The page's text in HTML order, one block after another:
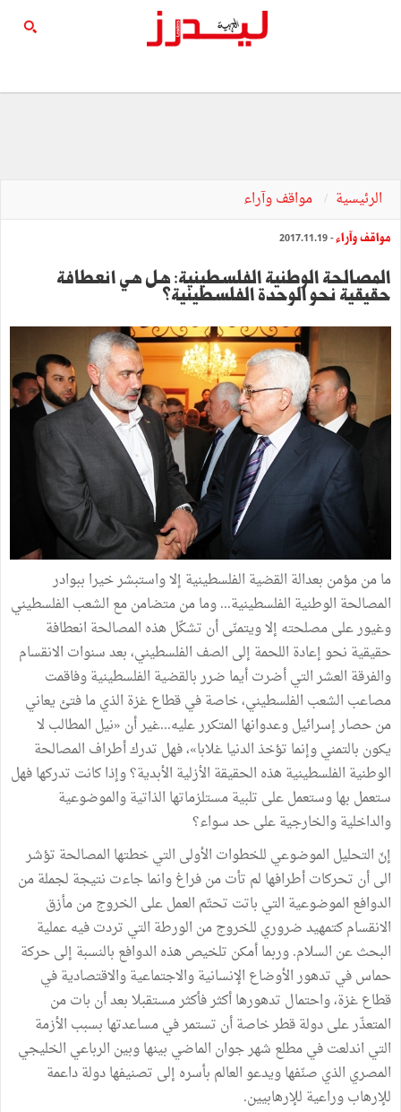
الرئيسية مواقف وآراء
مواقف وآراء- 2017.11.19
المصالحة الوطنية الفلسطينية: هل هي انعطافة
حقيقية نحو الوحدة الفلسطينية؟
ما من مؤمن بعدالة القضية الفلسطينية إلا واستبشر خيرا ببوادر
المصالحة الوطنية الفلسطينية... وما من متضامن مع الشعب الفلسطيني
وغيور على مصلحته إلا ويتمنّى أن تشكّل هذه المصالحة انعطافة
حقيقية نحو إعادة اللحمة إلى الصف الفلسطيني، بعد سنوات الانقسام
والفرقة العشر التي أضرت أيما ضرر بالقضية الفلسطينية وفاقمت
مصاعب الشعب الفلسطيني، خاصة في قطاع غزة الذي ما فتئ يعاني
من حصار إسرائيل وعدوانها المتكرر عليه...غير أن «نيل المطالب لا
يكون بالتمني وإنما تؤخذ الدنيا غلابا»، فهل تدرك أطراف المصالحة
الوطنية الفلسطينية هذه الحقيقة الأزلية الأبدية؟ وإذا كانت تدركها فهل
ستعمل بها وستعمل على تلبية مستلزماتها الذاتية والموضوعية
والداخلية والخارجية على حد سواء؟
إنّ التحليل الموضوعي للخطوات الأولى التي خطتها المصالحة تؤشر
الى أن تحركات أطرافها لم تأت من فراغ وانما جاءت نتيجة لجملة من
الدوافع الموضوعية التي باتت تحتّم العمل على الخروج من مأزق
الانقسام كتمهيد ضروري للخروج من الورطة التي تردت فيه عملية
البحث عن السلام. وربما أمكن تلخيص هذه الدوافع بالنسبة إلى حركة
حماس في تدهور الأوضاع الإنسانية والاجتماعية والاقتصادية في
قطاع غزة، واحتمال تدهورها أكثر فأكثر مستقبلا بعد أن بات من
المتعذّر على دولة قطر خاصة أن تستمر في مساعدتها بسبب الأزمة
التي اندلعت في مطلع شهر جوان الماضي بينها وبين الرباعي الخليجي
المصري الذي صنّفها ويدعو العالم بأسره إلى تصنيفها دولة داعمة
للإرهاب وراعية للإرهابيين.